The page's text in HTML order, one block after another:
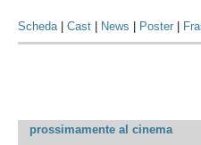
Scheda|Cast News Poster
prossimamente al cinema